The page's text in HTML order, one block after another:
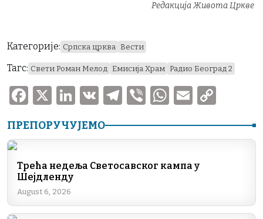
Редакција Живота Цркве
Категорије: Српска црква Вести
Тагс: Свети Роман Мелод Емисија Храм Радио Београд 2
F
a
c
b
o
o
X
Li
n
k
dI
V
K
T
el
e
a
V
ib
er
W
h
at
A
p
E
m
ai p
k
ПРЕПОРУЧУЈЕМО
Трећа недеља Светосавског кампа у
Шејдленду
August 6, 2026